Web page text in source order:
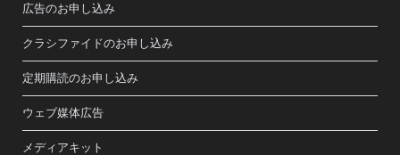
広告のお申し込み
クラシファイドのお申し込み
定期購読のお申し込み
ウェブ媒体広告
メディアキット